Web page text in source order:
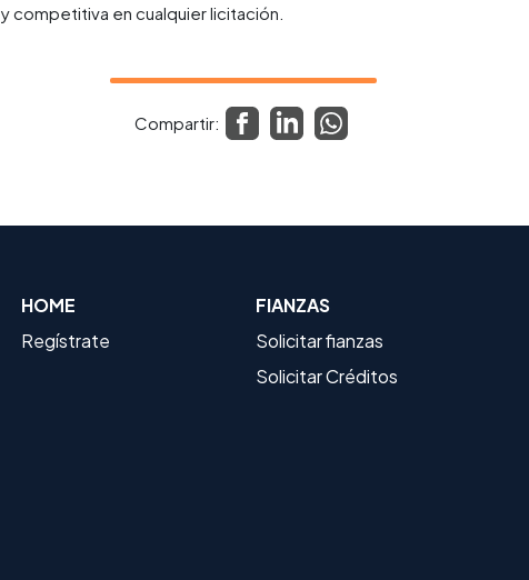
competitiva en cualquier licitación.
Compartir:
HOME
Regístrate
FIANZAS
Solicitar fianzas
Solicitar Créditos